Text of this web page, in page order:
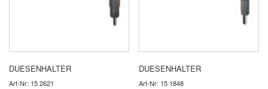
DUESENHALTER
Art-Nr: 15 2621
DUESENHALTER
Art-Nr: 15 1848